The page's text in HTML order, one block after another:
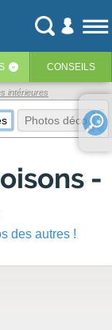
‹ CONSEILS
intérieures
Photos déco
-
des autres !